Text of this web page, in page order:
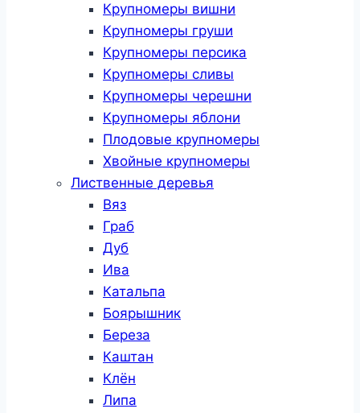
Крупномеры вишни
Крупномеры груши
Крупномеры персика
Крупномеры сливы
Крупномеры черешни
Крупномеры яблони
Плодовые крупномеры
Хвойные крупномеры
Лиственные деревья
Вяз
Граб
Дуб
Ива
Катальпа
Боярышник
Береза
Каштан
Клён
Липа